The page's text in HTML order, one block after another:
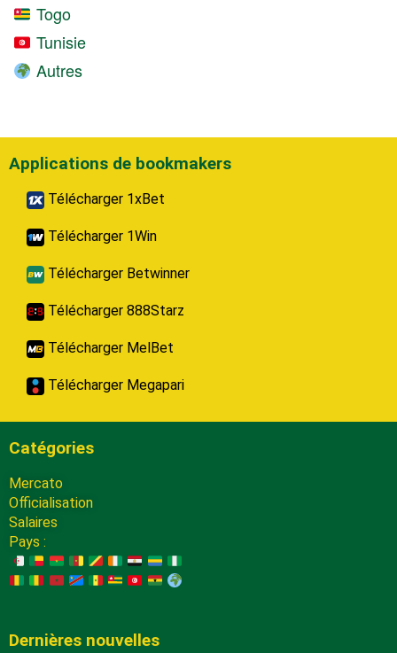
Togo
Tunisie
Autres
Applications de bookmakers
Télécharger 1xBet
Télécharger 1Win
Télécharger Betwinner
Télécharger 888Starz
Télécharger MelBet
Télécharger Megapari
Catégories
Mercato
Officialisation
Salaires
Pays :
Dernières nouvelles